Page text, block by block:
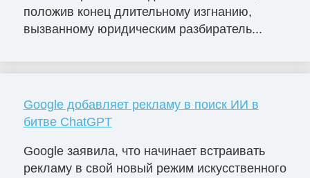
положив конец длительному изгнанию,
вызванному юридическим разбиратель...
Google добавляет рекламу в поиск ИИ в
битве ChatGPT
Google заявила, что начинает встраивать
рекламу в свой новый режим искусственного